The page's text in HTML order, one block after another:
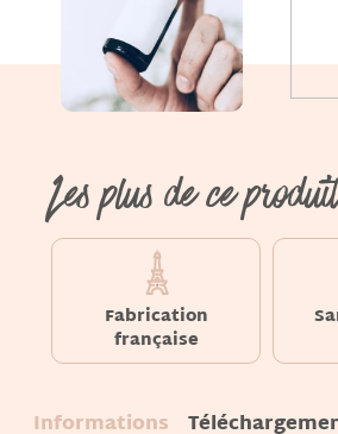
Les plus de ce produit
Fabrication
française
Informations